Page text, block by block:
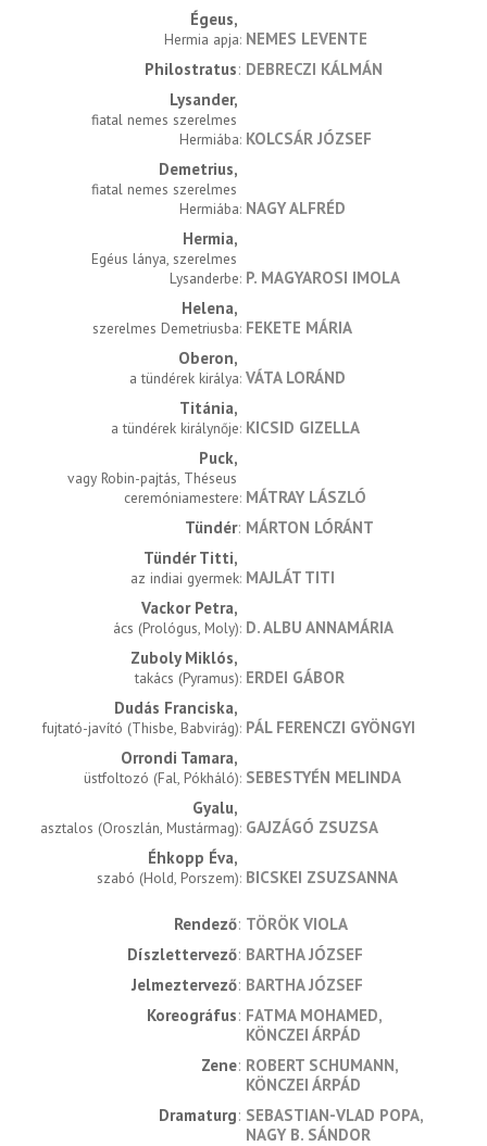
Égeus
Hermia apja NEMES LEVENTE
Philostratus DEBRECZI KÁLMÁN
Lysander
fiatal nemes szerelmes
Hermiába KOLCSÁR JÓZSEF
Demetrius
fiatal nemes szerelmes
Hermiába NAGY ALFRÉD
Hermia
Egéus lánya, szerelmes
Lysanderbe P. MAGYAROSI IMOLA
Helena
szerelmes Demetriusba FEKETE MÁRIA
Oberon
a tündérek királya VÁTA LORÁND
Titánia
a tündérek királynője KICSID GIZELLA
Puck
vagy Robin-pajtás, Théseus
ceremóniamestere MÁTRAY LÁSZLÓ
Tündér MÁRTON LÓRÁNT
Tündér Titti
az indiai gyermek MAJLÁT TITI
Vackor Petra
ács (Prológus, Moly) D. ALBU ANNAMÁRIA
Zuboly Miklós
takács (Pyramus) ERDEI GÁBOR
Dudás Franciska
fujtató-javító (Thisbe, Babvirág) PÁL FERENCZI GYÖNGYI
Orrondi Tamara
üstfoltozó (Fal, Pókháló) SEBESTYÉN MELINDA
Gyalu
asztalos (Oroszlán, Mustármag) GAJZÁGÓ ZSUZSA
Éhkopp Éva
szabó (Hold, Porszem) BICSKEI ZSUZSANNA
rendező TÖRÖK VIOLA
díszlettervező BARTHA JÓZSEF
jelmeztervező BARTHA JÓZSEF
koreográfus FATMA MOHAMED
KÖNCZEI ÁRPÁD
zene ROBERT SCHUMANN
KÖNCZEI ÁRPÁD
dramaturg SEBASTIAN-VLAD POPA
NAGY B. SÁNDOR